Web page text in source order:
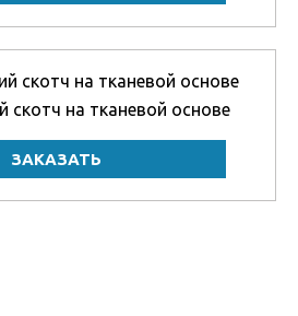
скотч на тканевой основе